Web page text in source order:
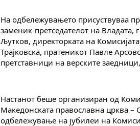
На одбележувањето присуствуваа
заменик-претседателот на
Љутков, директорката на
Трајковска, пратеникот Павле
претставници на верските
Настанот беше организиран од
Македонската православна црква
одбележување на јубилеи на